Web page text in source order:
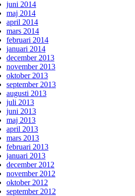
juni 2014
maj 2014
april 2014
mars 2014
februari 2014
januari 2014
december 2013
november 2013
oktober 2013
september 2013
augusti 2013
juli 2013
juni 2013
maj 2013
april 2013
mars 2013
februari 2013
januari 2013
december 2012
november 2012
oktober 2012
september 2012